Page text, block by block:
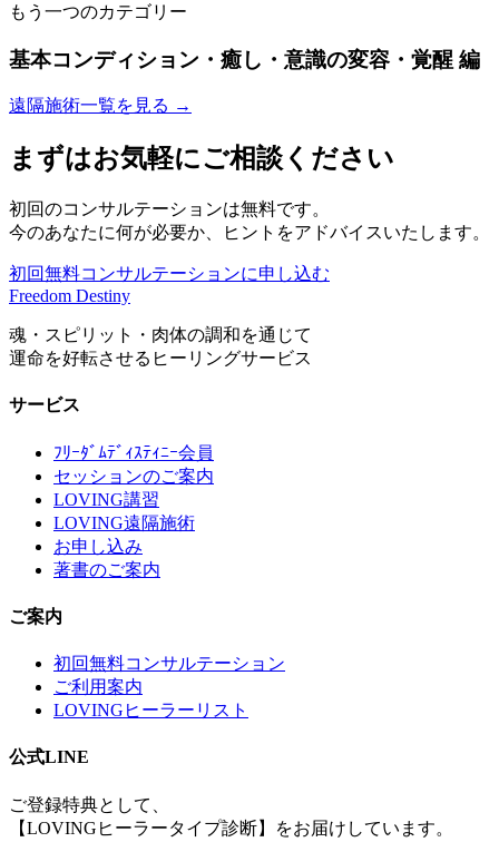
もう一つのカテゴリー
基本コンディション・癒し・意識の変容・覚醒 編
遠隔施術一覧を見る →
まずはお気軽にご相談ください
初回のコンサルテーションは無料です。
今のあなたに何が必要か、ヒントをアドバイスいたします。
初回無料コンサルテーションに申し込む
Freedom Destiny
魂・スピリット・肉体の調和を通じて
運命を好転させるヒーリングサービス
サービス
ﾌﾘｰﾀﾞﾑﾃﾞｨｽﾃｨﾆｰ会員
セッションのご案内
LOVING講習
LOVING遠隔施術
お申し込み
著書のご案内
ご案内
初回無料コンサルテーション
ご利用案内
LOVINGヒーラーリスト
公式LINE
ご登録特典として、
【LOVINGヒーラータイプ診断】をお届けしています。